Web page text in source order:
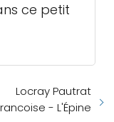
ce petit
Locray Pautrat
- L'Épine